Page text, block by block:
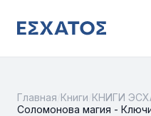
Главная Книги КНИГИ
Соломонова магия -